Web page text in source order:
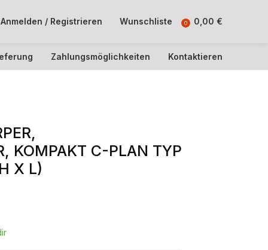
Anmelden / Registrieren Wunschliste 0 0,00 €
Zahlungsmöglichkeiten Kontaktieren
KOMPAKT C-PLAN TYP
X L)